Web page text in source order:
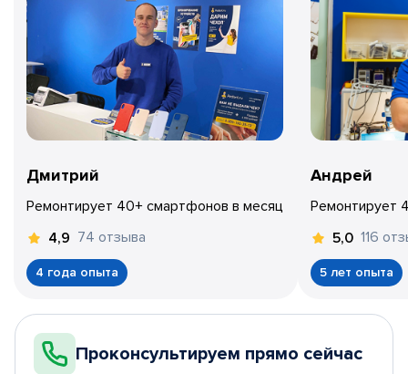
Дмитрий
Ремонтирует 40+ смартфонов в месяц
4,9 74 отзыва
4 года опыта
Андрей
Ремонтирует
5,0 116
5 лет опыта
Проконсультируем прямо сейчас